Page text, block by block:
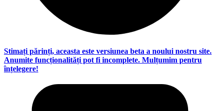
Stimați părinți, aceasta este versiunea beta a noului nostru site.
Anumite funcționalități pot fi incomplete. Mulțumim pentru
înțelegere!